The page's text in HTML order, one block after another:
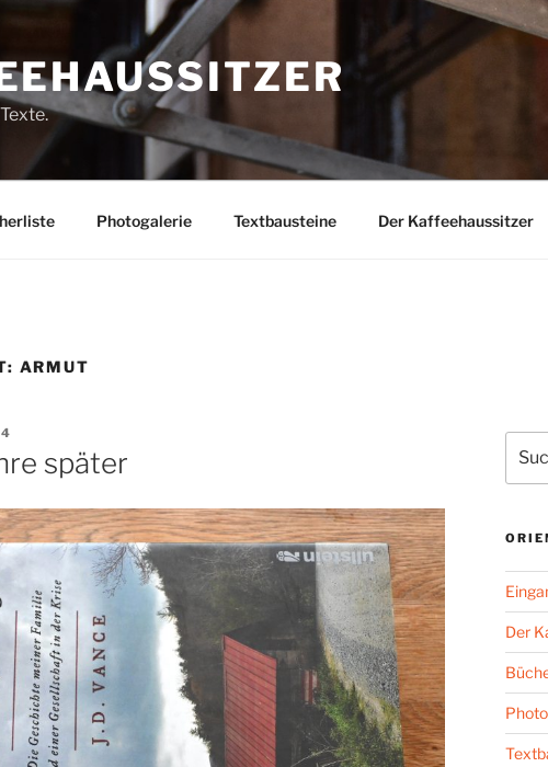
Photogalerie Textbausteine Der Kaffeehaussitzer
ARMUT
später
nach:
Der